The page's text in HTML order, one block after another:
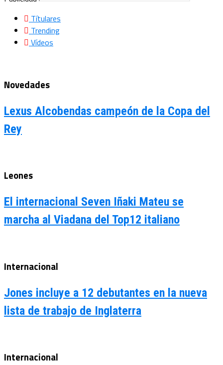
Títulares
Trending
Vídeos
Novedades
Lexus Alcobendas campeón de la Copa del
Rey
Leones
El internacional Seven Iñaki Mateu se
marcha al Viadana del Top12 italiano
Internacional
Jones incluye a 12 debutantes en la nueva
lista de trabajo de Inglaterra
Internacional